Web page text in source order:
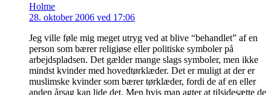
Holme
28. oktober 2006 ved 17:06
Jeg ville føle mig meget utryg ved at blive “behandlet” af en
person som bærer religiøse eller politiske symboler på
arbejdspladsen. Det gælder mange slags symboler, men ikke
mindst kvinder med hovedtørklæder. Det er muligt at der er
muslimske kvinder som bærer tørklæder, fordi de af en eller
anden årsag kan lide det. Men hvis man agter at tilsidesætte de